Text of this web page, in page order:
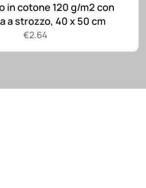
in cotone 120 g/m2 con
a strozzo, 40 x 50 cm
€2.64